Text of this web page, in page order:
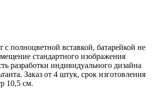
полноцветной вставкой, батарейкой не
стандартного изображения
разработки индивидуального дизайна
Заказ от 4 штук, срок изготовления
10,5 см.